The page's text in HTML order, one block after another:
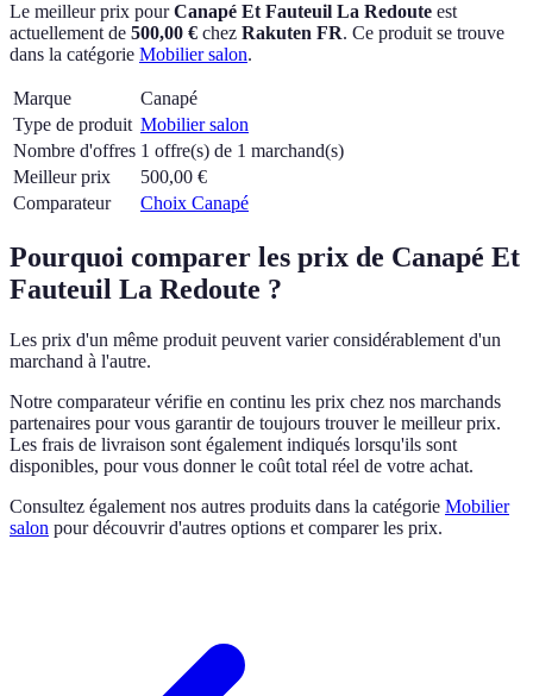
Le meilleur prix pourCanapé Et Fauteuil La Redoute est
actuellement de 500,00 € chez Rakuten FR. Ce produit se trouve
dans la catégorie Mobilier salon.
Marque
Canapé
Type de produit Mobilier salon
Nombre d'offres 1 offre(s) de 1 marchand(s)
Meilleur prix
500,00 €
Comparateur
Choix Canapé
Pourquoi comparer les prix de Canapé Et
Fauteuil La Redoute ?
Les prix d'un même produit peuvent varier considérablement d'un
marchand à l'autre.
Notre comparateur vérifie en continu les prix chez nos marchands
partenaires pour vous garantir de toujours trouver le meilleur prix.
Les frais de livraison sont également indiqués lorsqu'ils sont
disponibles, pour vous donner le coût total réel de votre achat.
Consultez également nos autres produits dans la catégorie Mobilier
salon pour découvrir d'autres options et comparer les prix.